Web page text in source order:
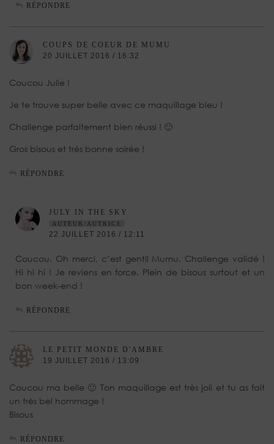
RÉPONDRE
COUPS DE COEUR DE MUMU
20 JUILLET 2016 / 16:32
Coucou Julie !
Je te trouve super belle avec ce maquillage bleu !
Challenge parfaitement bien réussi ! 🙂
Gros bisous et très bonne soirée !
RÉPONDRE
JULY IN THE SKY
AUTEUR/AUTRICE
22 JUILLET 2016 / 12:11
Coucou. Oh merci, c’est gentil Mumu. Challenge validé !
Hi hi hi ! Je reviens en force. Plein de bisous surtout et un
bon week-end !
RÉPONDRE
LE PETIT MONDE D'AMBRE
19 JUILLET 2016 / 13:09
Coucou ma belle 🙂 Ton maquillage est très joli et tu as fait
un très bel hommage !
Bisous
RÉPONDRE